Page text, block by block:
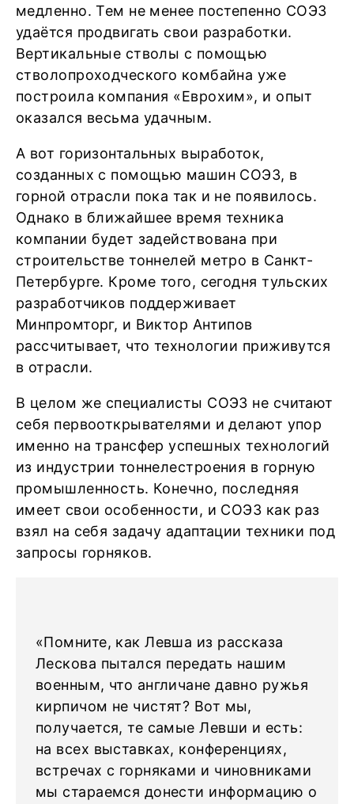
медленно. Тем не менее постепенно СОЭЗ
удаётся продвигать свои разработки.
Вертикальные стволы с помощью
стволопроходческого комбайна уже
построила компания «Еврохим», и опыт
оказался весьма удачным.
А вот горизонтальных выработок,
созданных с помощью машин СОЭЗ, в
горной отрасли пока так и не появилось.
Однако в ближайшее время техника
компании будет задействована при
строительстве тоннелей метро в Санкт-
Петербурге. Кроме того, сегодня тульских
разработчиков поддерживает
Минпромторг, и Виктор Антипов
рассчитывает, что технологии приживутся
в отрасли.
В целом же специалисты СОЭЗ не считают
себя первооткрывателями и делают упор
именно на трансфер успешных технологий
из индустрии тоннелестроения в горную
промышленность. Конечно, последняя
имеет свои особенности, и СОЭЗ как раз
взял на себя задачу адаптации техники под
запросы горняков.
«Помните, как Левша из рассказа
Лескова пытался передать нашим
военным, что англичане давно ружья
кирпичом не чистят? Вот мы,
получается, те самые Левши и есть:
на всех выставках, конференциях,
встречах с горняками и чиновниками
мы стараемся донести информацию о